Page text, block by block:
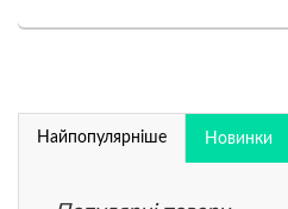
Найпопулярніше Новинки